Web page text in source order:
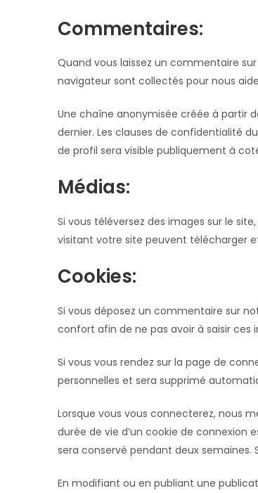
Commentaires:
Quand vous laissez un commentaire
navigateur sont collectés pour nous
Une chaîne anonymisée créée à partir
dernier. Les clauses de confidentialité
de profil sera visible publiquement à
Médias:
Si vous téléversez des images sur le
visitant votre site peuvent télécharger
Cookies:
Si vous déposez un commentaire sur
confort afin de ne pas avoir à saisir ces
Si vous vous rendez sur la page de
personnelles et sera supprimé
Lorsque vous vous connecterez, nous
durée de vie d’un cookie de connexion
sera conservé pendant deux
En modifiant ou en publiant une